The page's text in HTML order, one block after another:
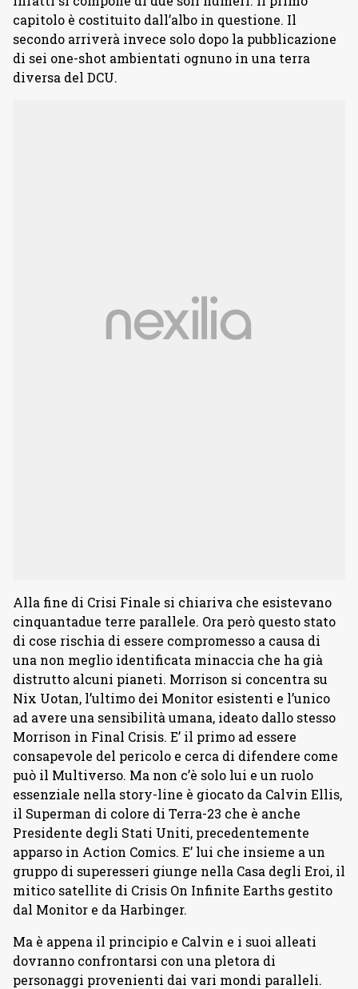
capitolo è costituito dall’albo in questione. Il
secondo arriverà invece solo dopo la pubblicazione
di sei one-shot ambientati ognuno in una terra
diversa del DCU.
Alla fine di Crisi Finale si chiariva che esistevano
cinquantadue terre parallele. Ora però questo stato
di cose rischia di essere compromesso a causa di
una non meglio identificata minaccia che ha già
distrutto alcuni pianeti. Morrison si concentra su
Nix Uotan, l’ultimo dei Monitor esistenti e l’unico
ad avere una sensibilità umana, ideato dallo stesso
Morrison in Final Crisis. E’ il primo ad essere
consapevole del pericolo e cerca di difendere come
può il Multiverso. Ma non c’è solo lui e un ruolo
essenziale nella story-line è giocato da Calvin Ellis,
il Superman di colore di Terra-23 che è anche
Presidente degli Stati Uniti, precedentemente
apparso in Action Comics. E’ lui che insieme a un
gruppo di superesseri giunge nella Casa degli Eroi, il
mitico satellite di Crisis On Infinite Earths gestito
dal Monitor e da Harbinger.
Ma è appena il principio e Calvin e i suoi alleati
dovranno confrontarsi con una pletora di
personaggi provenienti dai vari mondi paralleli.